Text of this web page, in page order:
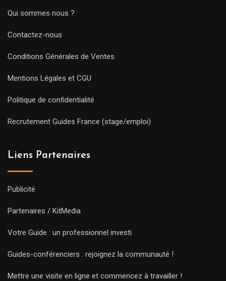
Qui sommes nous ?
Contactez-nous
Conditions Générales de Ventes
Mentions Légales et CGU
Politique de confidentialité
Recrutement Guides France (stage/emploi)
Liens Partenaires
Publicité
Partenaires / KitMedia
Votre Guide : un professionnel investi
Guides-conférenciers : rejoignez la communauté !
Mettre une visite en ligne et commencez à travailler !